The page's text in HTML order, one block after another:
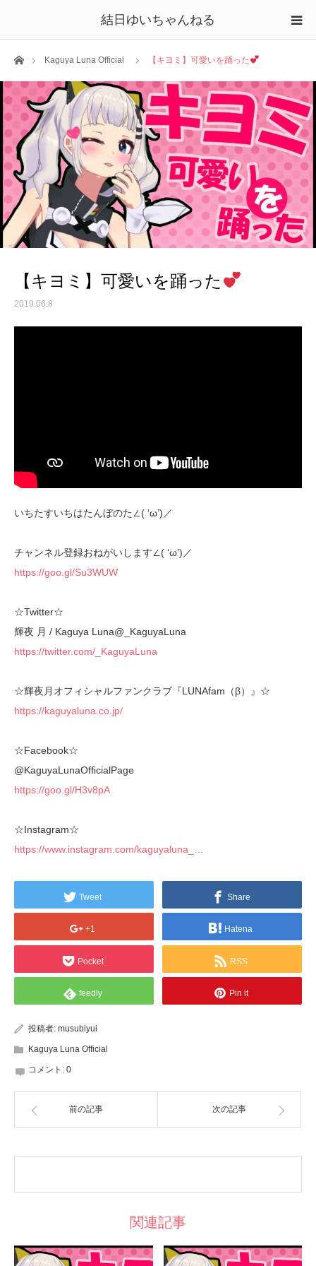
結日ゆいちゃんねる
ホームKaguya Luna Official 【キヨミ】可愛いを踊った
【キヨミ】可愛いを踊った
2019.06.8
いちたすいちはたんぼのた∠( ‘ω’)／
チャンネル登録おねがいします∠( ‘ω’)／
https://goo.gl/Su3WUW
☆Twitter☆
輝夜 月 / Kaguya Luna@_KaguyaLuna
https://twitter.com/_KaguyaLuna
☆輝夜月オフィシャルファンクラブ『LUNAfam（β）』☆
https://kaguyaluna.co.jp/
☆Facebook☆
@KaguyaLunaOfficialPage
https://goo.gl/H3v8pA
☆Instagram☆
https://www.instagram.com/kaguyaluna_…
Tweet Share
+1 Hatena
Pocket RSS
feedly Pin it
投稿者: musubiyui
Kaguya Luna Official
コメント: 0
前の記事 次の記事
関連記事